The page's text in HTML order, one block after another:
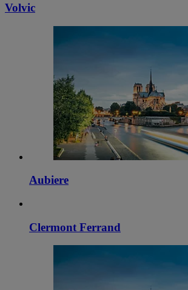
Volvic
Aubiere
Clermont Ferrand